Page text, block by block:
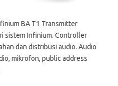
BA T1 Transmitter
sistem Infinium. Controller
dan distribusi audio. Audio
mikrofon, public address